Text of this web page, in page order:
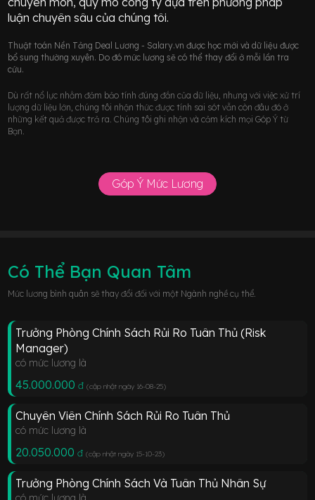
luận chuyên sâu của chúng tôi.
Thuật toán Nền Tảng Deal Lương - Salary.vn được học mới và dữ liệu được
bổ sung thường xuyên. Do đó mức lương sẽ có thể thay đổi ở mỗi lần tra
cứu.
Dù rất nổ lực nhằm đảm bảo tính đúng đắn của dữ liệu, nhưng với việc xử trí
lượng dữ liệu lớn, chúng tôi nhận thức được tính sai sót vẫn còn đâu đó ở
những kết quả được trả ra. Chúng tôi ghi nhận và cảm kích mọi Góp Ý từ
Bạn.
Góp Ý Mức Lương
Có Thể Bạn Quan Tâm
Mức lương bình quân sẽ thay đổi đối với một Ngành nghề cụ thể.
Trưởng Phòng Chính Sách Rủi Ro Tuân Thủ (Risk
Manager)
có mức lương là
45.000.000 đ (cập nhật ngày 16-08-25)
Chuyên Viên Chính Sách Rủi Ro Tuân Thủ
có mức lương là
20.050.000 đ (cập nhật ngày 15-10-23)
Trưởng Phòng Chính Sách Và Tuân Thủ Nhân Sự